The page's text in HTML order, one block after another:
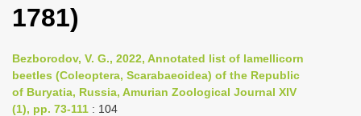
v
i
1781)
Bezborodov, V. G., 2022, Annotated list of lamellicorn
beetles (Coleoptera, Scarabaeoidea) of the Republic
of Buryatia, Russia, Amurian Zoological Journal XIV
(1), pp. 73-111 : 104